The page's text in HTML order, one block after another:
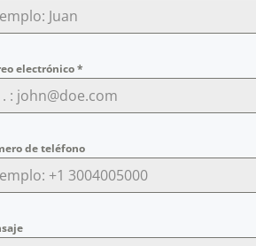
electrónico*
de teléfono